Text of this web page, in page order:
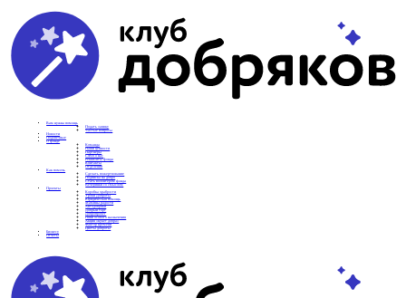
Вам нужна помощь
Подать заявку
Частые вопросы
Новости
Подопечные
О фонде
Команда
Наши ценности
Партнеры
СМИ о нас
Реквизиты фонда
Контакты
Отделения
Как помочь
Сделать пожертвование
Подписка на добро
Стать волонтером фонда
Вечеринки со смыслом
Проекты
Коробка храбрости
Уроки Доброты
Юридическая помощь
Мамины радости
Автодобряки
Добрый торт
Добропробег
Няни особого назначения
Акция «Букет добра»
Фактор времени
Цветы доброты
Бизнесу
Отчеты